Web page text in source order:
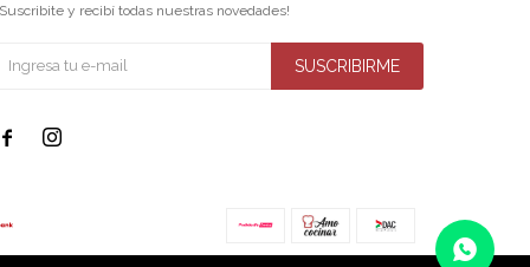
y recibí todas nuestras novedades!
SUSCRIBIRME
 